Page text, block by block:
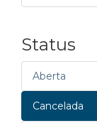
Status
Aberta
Cancelada